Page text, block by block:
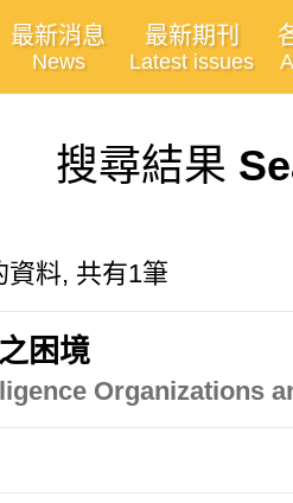
最新消息
News
最新期刊
Latest issues
搜尋結果
料, 共有1筆
困境
Organizations